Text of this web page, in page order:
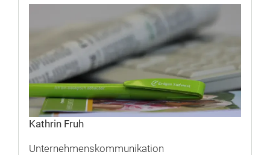
Kathrin Fruh
Unternehmenskommunikation